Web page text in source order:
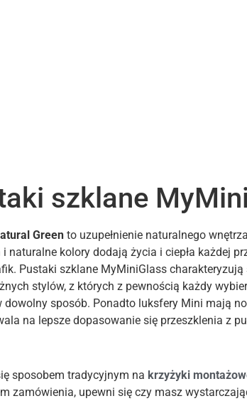
szklane
Green to uzupełnienie naturalnego
kolory dodają życia i ciepła każdej
Pustaki szklane MyMiniGlass
stylów, z których z pewnością każdy
dowolny sposób. Ponadto luksfery Mini mają
na lepsze dopasowanie się przeszklenia z
sposobem tradycyjnym na krzyżyki
zamówienia, upewni się czy masz